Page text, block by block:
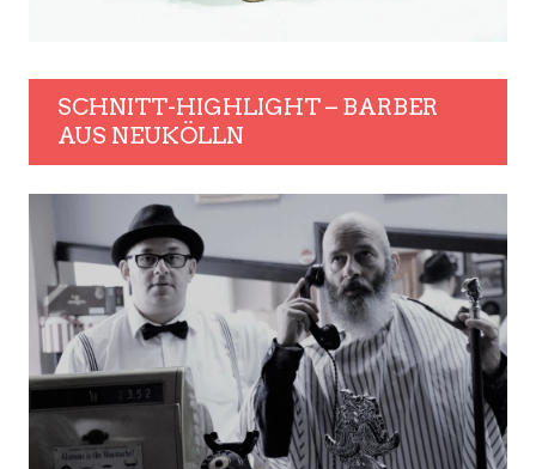
SCHNITT-HIGHLIGHT – BARBER
AUS NEUKÖLLN